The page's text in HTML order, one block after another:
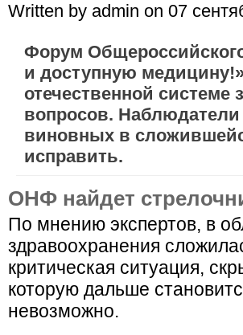
Written by admin on 07
Форум
и доступную
отечественной системе
вопросов.
виновных в
исправить.
ОНФ найдет
По мнению экспертов, в
здравоохранения
критическая ситуация,
которую дальше
невозможно.